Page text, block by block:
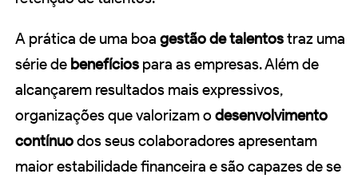
A prática de uma boa gestão de talentostraz uma
série de benefícios para as empresas. Além de
alcançarem resultados mais expressivos,
organizações que valorizam o desenvolvimento
contínuodos seus colaboradores apresentam
maior estabilidade financeira e são capazes de se